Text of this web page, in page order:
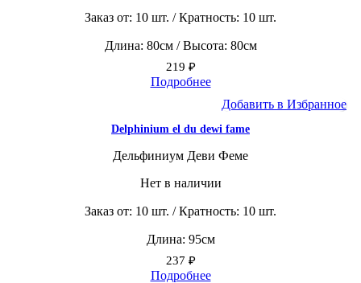
Заказ от: 10 шт. / Кратность: 10 шт.
Длина: 80см / Высота: 80см
219 ₽
Подробнее
Добавить в Избранное
Delphinium el du dewi fame
Дельфиниум Деви Феме
Нет в наличии
Заказ от: 10 шт. / Кратность: 10 шт.
Длина: 95см
237 ₽
Подробнее